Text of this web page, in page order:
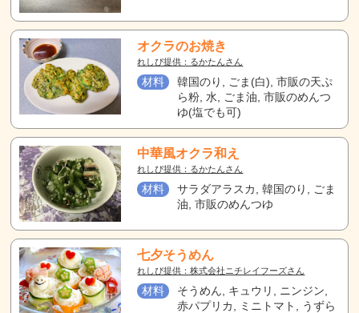
オクラのお焼き
れしぴ提供：るかたんさん
材料
韓国のり, ごま(白), 市販の天ぷ
ら粉, 水, ごま油, 市販のめんつ
ゆ(塩でも可)
中華風オクラ和え
れしぴ提供：るかたんさん
材料
サラダアラスカ, 韓国のり, ごま
油, 市販のめんつゆ
七夕そうめん
れしぴ提供：株式会社ニチレイフーズさん
材料
そうめん, キュウリ, ニンジン,
赤パプリカ, ミニトマト, うずら